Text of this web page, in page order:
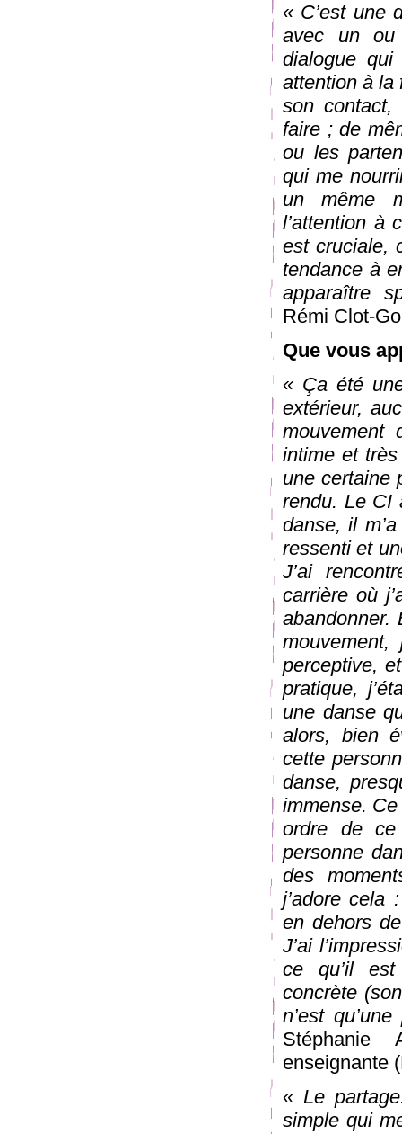
« C’est une
avec un ou
dialogue
attention à la
son
faire ; de
ou les
qui me
un même
l’attention à
est cruciale,
tendance à
apparaître
Rémi Clot-
Que vous
« Ça été
extérieur,
mouvement
intime et
une certaine
rendu. Le CI
danse, il
ressenti et
J’ai
carrière où
abandonner.
perceptive,
pratique,
une danse
alors, bien
cette
danse,
immense.
ordre de
personne
des
j’adore cela
en dehors
J’ai
ce qu’il est
concrète
n’est
Stéphanie
enseignante
« Le
simple qui